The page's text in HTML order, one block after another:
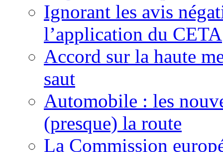
Ignorant les avis
l’application du CETA
Accord sur la haute
saut
Automobile : les
(presque) la route
La Commission